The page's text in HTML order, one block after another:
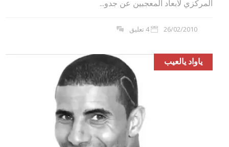
المركزي لابعاد المعجبين عن جدو...
26/02/2010 4 تعليق
ياواد يالعيب